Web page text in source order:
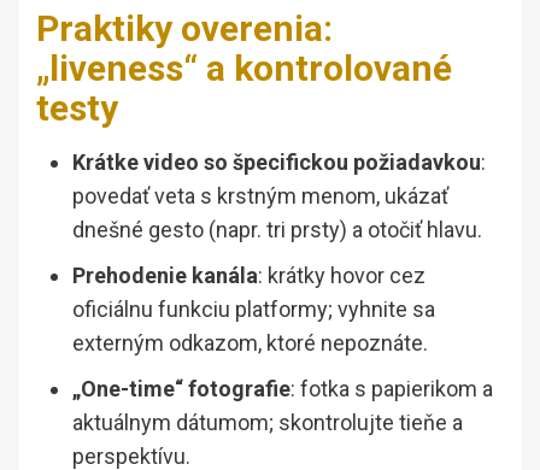
Praktiky overenia:
„liveness“ a kontrolované
testy
Krátke video so špecifickou požiadavkou:
povedať veta s krstným menom, ukázať
dnešné gesto (napr. tri prsty) a otočiť hlavu.
Prehodenie kanála: krátky hovor cez
oficiálnu funkciu platformy; vyhnite sa
externým odkazom, ktoré nepoznáte.
„One-time“ fotografie: fotka s papierikom a
aktuálnym dátumom; skontrolujte tieňe a
perspektívu.